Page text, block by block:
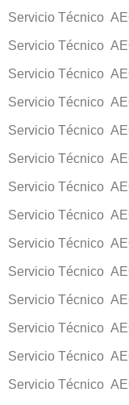
Servicio Técnico
Servicio Técnico
Servicio Técnico
Servicio Técnico
Servicio Técnico
Servicio Técnico
Servicio Técnico
Servicio Técnico
Servicio Técnico
Servicio Técnico
Servicio Técnico
Servicio Técnico
Servicio Técnico
Servicio Técnico